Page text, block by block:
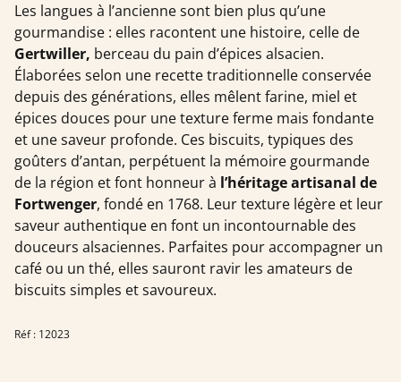
Les langues à l’ancienne sont bien plus qu’une
gourmandise : elles racontent une histoire, celle de
Gertwiller, berceau du pain d’épices alsacien.
Élaborées selon une recette traditionnelle conservée
depuis des générations, elles mêlent farine, miel et
épices douces pour une texture ferme mais fondante
et une saveur profonde. Ces biscuits, typiques des
goûters d’antan, perpétuent la mémoire gourmande
de la région et font honneur à l’héritage artisanal de
Fortwenger, fondé en 1768. Leur texture légère et leur
saveur authentique en font un incontournable des
douceurs alsaciennes. Parfaites pour accompagner un
café ou un thé, elles sauront ravir les amateurs de
biscuits simples et savoureux.
Réf : 12023